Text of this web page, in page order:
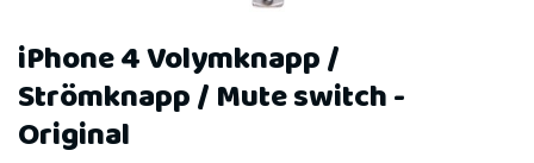
iPhone 4 Volymknapp /
Strömknapp / Mute switch -
Original